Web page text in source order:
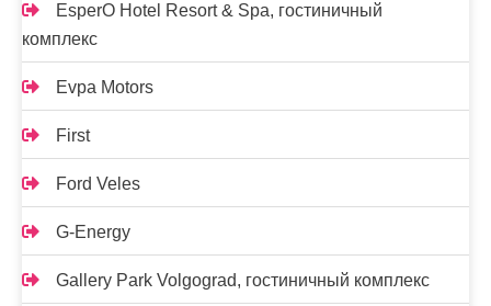
EsperO Hotel Resort & Spa, гостиничный
комплекс
Evpa Motors
First
Ford Veles
G-Energy
Gallery Park Volgograd, гостиничный комплекс